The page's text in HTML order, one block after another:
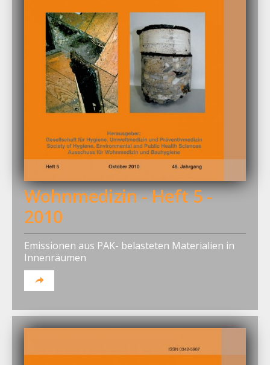
Wohnmedizin - Heft 5 -
2010
Emissionen aus PAK- belasteten Materialien in
Innenräumen